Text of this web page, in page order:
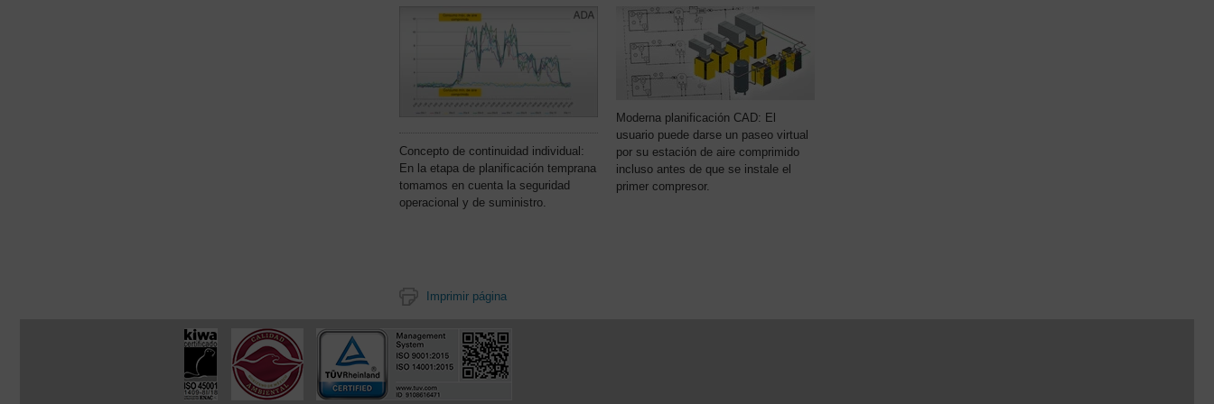
Concepto de continuidad individual:
En la etapa de planificación temprana
tomamos en cuenta la seguridad
operacional y de suministro.
Moderna planificación CAD: El
usuario puede darse un paseo virtual
por su estación de aire comprimido
incluso antes de que se instale el
primer compresor.
Imprimir página